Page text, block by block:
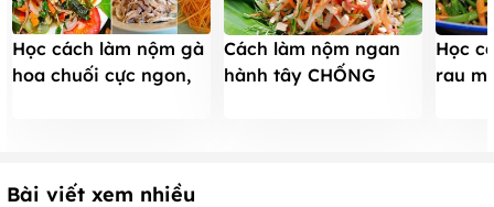
Học cách làm nộm gà
hoa chuối cực ngon,
Cách làm nộm ngan
hành tây CHỐNG
Học
rau
Bài viết xem nhiều